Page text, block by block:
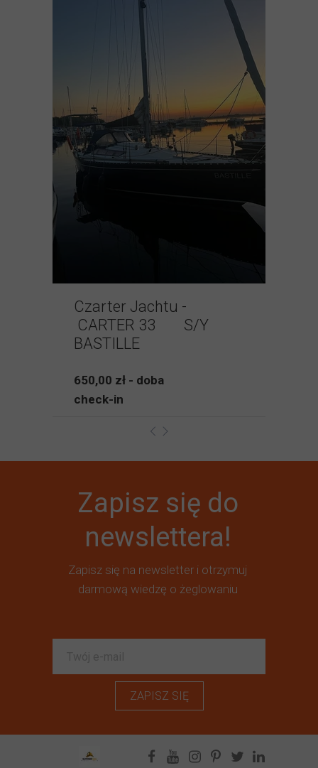
Zapisz się do
newslettera!
Zapisz się na newsletter i otrzymuj
darmową wiedzę o żeglowaniu
ZAPISZ SIĘ
Czarter Jachtu -
CARTER 33 S/Y
BASTILLE
650,00 zł - doba
check-in